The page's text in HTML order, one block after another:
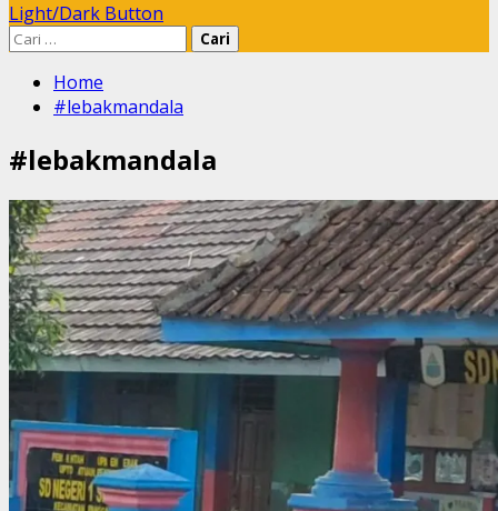
Light/Dark Button
Cari
Home
#lebakmandala
#lebakmandala